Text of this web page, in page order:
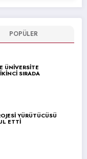
POPÜLER
ÜNİVERSİTE
SIRADA
YÜRÜTÜCÜSÜ
ETTİ